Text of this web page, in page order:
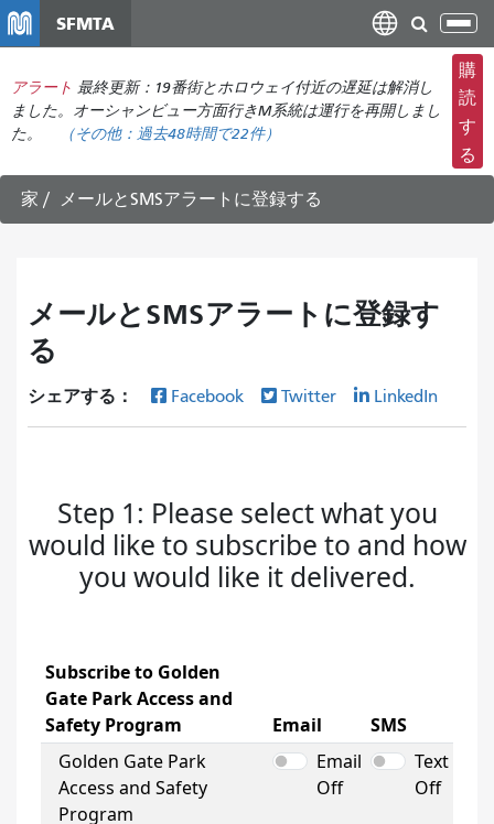
コ
ン
テ
ン
ツ
に
SFMTA
ナ
ビ
ゲ
ー
シ
ョ
の
アラート 最終更新：19番街とホロウェイ付近の遅延は解消し
ました。オーシャンビュー方面行きM系統は運行を再開しまし
た。
（その他： 過去48時間で22件）
購
読
す
る
家 メールとSMSアラートに登録する
メールとSMSアラートに登録す
る
シェアする： Facebook Twitter LinkedIn